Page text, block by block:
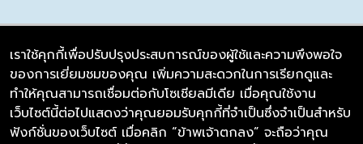
บริษัท ซิมลิงค์ จำกัด
98/226 Bangrakyai-Baanmai Road,
Bangyai, Nonthaburi 11140
เราใช้คุกกี้เพื่อปรับปรุงประสบการณ์ของผู้ใช้และความพึงพอใจ
ของการเยี่ยมชมของคุณ เพิ่มความสะดวกในการเรียกดูและ
ทำให้คุณสามารถเชื่อมต่อกับโซเชียลมีเดีย เมื่อคุณใช้งาน
เว็บไซต์นี้ต่อไปแสดงว่าคุณยอมรับคุกกี้ที่จำเป็นซึ่งจำเป็นสำหรับ
ฟังก์ชั่นของเว็บไซต์ เมื่อคลิก “ข้าพเจ้าตกลง” จะถือว่าคุณ